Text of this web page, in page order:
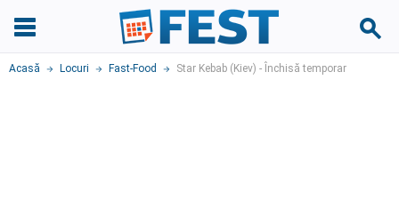
Acasă Locuri Fast-Food Star Kebab (Kiev) - Închisă temporar